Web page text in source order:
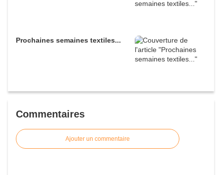
Prochaines semaines textiles...
Commentaires
Ajouter un commentaire